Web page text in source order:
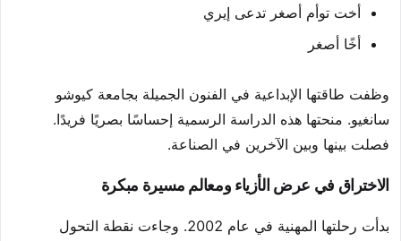
أخت توأم أصغر تدعى إيري
أخًا أصغر
وظفت طاقتها الإبداعية في الفنون الجميلة بجامعة كيوشو
سانغيو. منحتها هذه الدراسة الرسمية إحساسًا بصريًا فريدًا.
فصلت بينها وبين الآخرين في الصناعة.
الاختراق في عرض الأزياء ومعالم مسيرة مبكرة
بدأت رحلتها المهنية في عام 2002. وجاءت نقطة التحول